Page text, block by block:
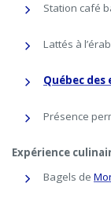
Station café
Lattés à
Québec
Présence
Expérience
Bagels de